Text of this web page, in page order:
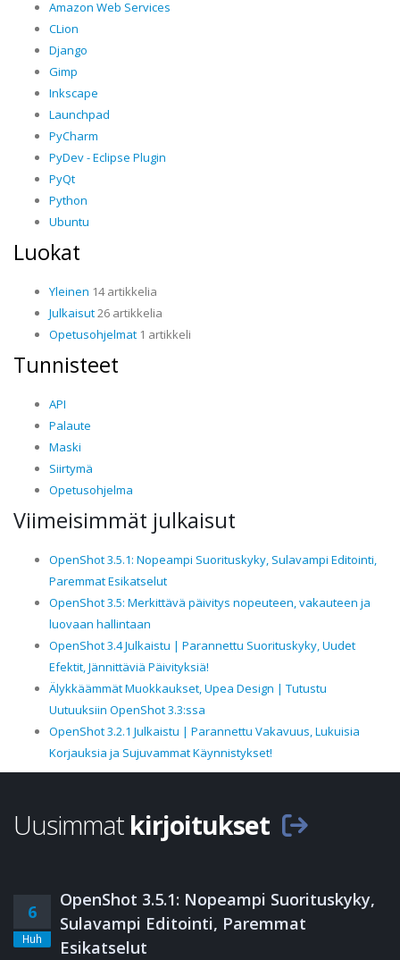
Amazon Web Services
CLion
Django
Gimp
Inkscape
Launchpad
PyCharm
PyDev - Eclipse Plugin
PyQt
Python
Ubuntu
Luokat
Yleinen 14 artikkelia
Julkaisut26 artikkelia
Opetusohjelmat 1 artikkeli
Tunnisteet
API
Palaute
Maski
Siirtymä
Opetusohjelma
Viimeisimmät julkaisut
OpenShot 3.5.1: Nopeampi Suorituskyky, Sulavampi Editointi,
Paremmat Esikatselut
OpenShot 3.5: Merkittävä päivitys nopeuteen, vakauteen ja
luovaan hallintaan
OpenShot 3.4 Julkaistu | Parannettu Suorituskyky, Uudet
Efektit, Jännittäviä Päivityksiä!
Älykkäämmät Muokkaukset, Upea Design | Tutustu
Uutuuksiin OpenShot 3.3:ssa
OpenShot 3.2.1 Julkaistu | Parannettu Vakavuus, Lukuisia
Korjauksia ja Sujuvammat Käynnistykset!
Uusimmat kirjoitukset
6
Huh
OpenShot 3.5.1: Nopeampi Suorituskyky,
Sulavampi Editointi, Paremmat
Esikatselut